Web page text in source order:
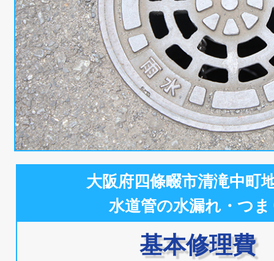
大阪府四條畷市清滝中町
水道管の水漏れ・つ
基本修理費